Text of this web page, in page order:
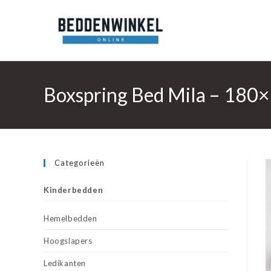
Boxspring Bed Mila –
Categorieën
Kinderbedden
Hemelbedden
Hoogslapers
Ledikanten